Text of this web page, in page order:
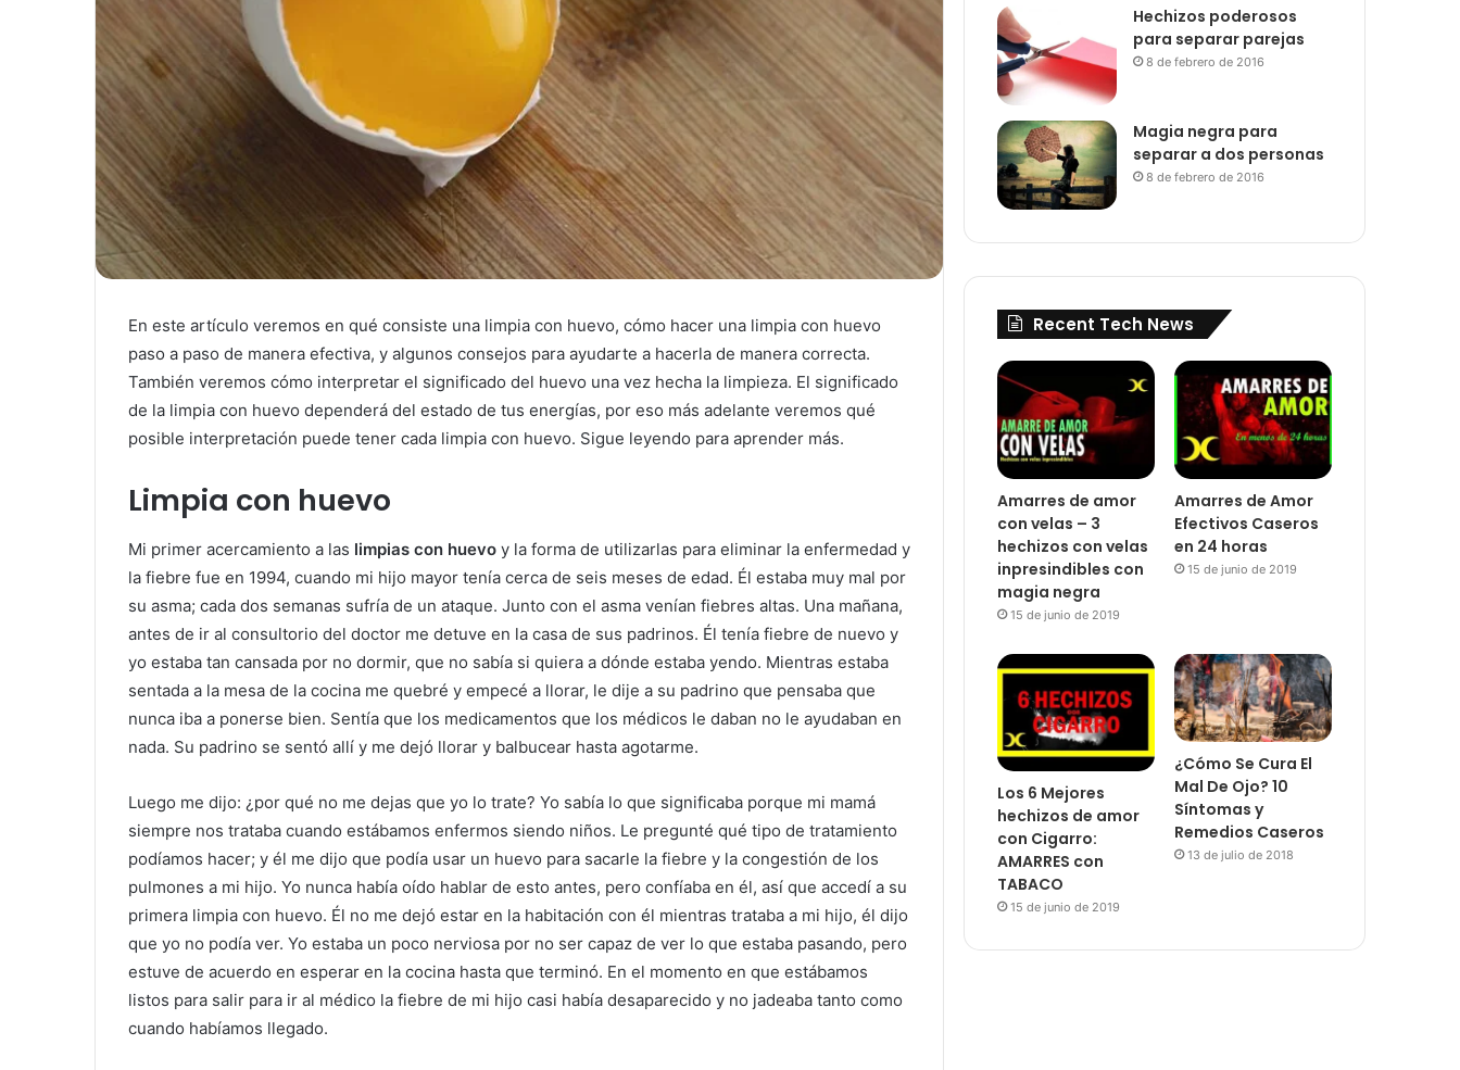
En este artículo veremos en qué consiste una limpia con huevo, cómo hacer una limpia con huevo
paso a paso de manera efectiva, y algunos consejos para ayudarte a hacerla de manera correcta.
También veremos cómo interpretar el significado del huevo una vez hecha la limpieza. El significado
de la limpia con huevo dependerá del estado de tus energías, por eso más adelante veremos qué
posible interpretación puede tener cada limpia con huevo. Sigue leyendo para aprender más.
Limpia con huevo
Mi primer acercamiento a las limpias con huevo y la forma de utilizarlas para eliminar la enfermedad y
la fiebre fue en 1994, cuando mi hijo mayor tenía cerca de seis meses de edad. Él estaba muy mal por
su asma; cada dos semanas sufría de un ataque. Junto con el asma venían fiebres altas. Una mañana,
antes de ir al consultorio del doctor me detuve en la casa de sus padrinos. Él tenía fiebre de nuevo y
yo estaba tan cansada por no dormir, que no sabía si quiera a dónde estaba yendo. Mientras estaba
sentada a la mesa de la cocina me quebré y empecé a llorar, le dije a su padrino que pensaba que
nunca iba a ponerse bien. Sentía que los medicamentos que los médicos le daban no le ayudaban en
nada. Su padrino se sentó allí y me dejó llorar y balbucear hasta agotarme.
Luego me dijo: ¿por qué no me dejas que yo lo trate? Yo sabía lo que significaba porque mi mamá
siempre nos trataba cuando estábamos enfermos siendo niños. Le pregunté qué tipo de tratamiento
podíamos hacer; y él me dijo que podía usar un huevo para sacarle la fiebre y la congestión de los
pulmones a mi hijo. Yo nunca había oído hablar de esto antes, pero confíaba en él, así que accedí a su
primera limpia con huevo. Él no me dejó estar en la habitación con él mientras trataba a mi hijo, él dijo
que yo no podía ver. Yo estaba un poco nerviosa por no ser capaz de ver lo que estaba pasando, pero
estuve de acuerdo en esperar en la cocina hasta que terminó. En el momento en que estábamos
listos para salir para ir al médico la fiebre de mi hijo casi había desaparecido y no jadeaba tanto como
cuando habíamos llegado.
Hechizos poderosos
para separar parejas
8 de febrero de 2016
Magia negra para
separar a dos personas
8 de febrero de 2016
Recent Tech News
Amarres de amor
con velas – 3
hechizos con velas
inpresindibles con
magia negra
15 de junio de 2019
Amarres de Amor
Efectivos Caseros
en 24 horas
15 de junio de 2019
Los 6 Mejores
hechizos de amor
con Cigarro:
AMARRES con
TABACO
15 de junio de 2019
¿Cómo Se Cura El
Mal De Ojo? 10
Síntomas y
Remedios Caseros
13 de julio de 2018